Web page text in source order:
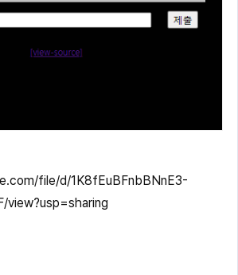
file/d/1K8fEuBFnbBNnE3-
view?usp=sharing